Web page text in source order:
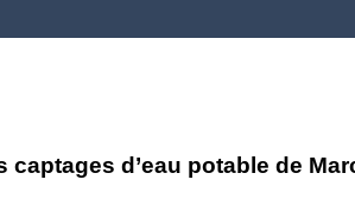
d’eau potable de